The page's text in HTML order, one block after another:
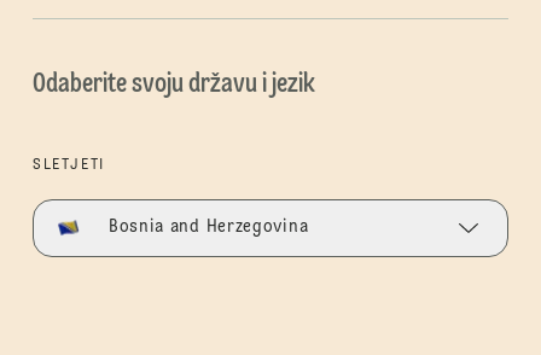
Odaberite svoju državu i jezik
SLETJETI
Bosnia and Herzegovina